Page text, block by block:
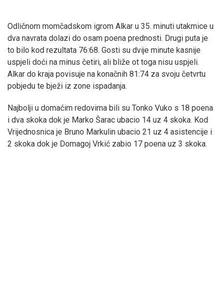
Odličnom momčadskom igrom Alkar u 35. minuti utakmice u
dva navrata dolazi do osam poena prednosti. Drugi puta je
to bilo kod rezultata 76:68. Gosti su dvije minute kasnije
uspjeli doći na minus četiri, ali bliže ot toga nisu uspjeli.
Alkar do kraja povisuje na konačnih 81:74 za svoju četvrtu
pobjedu te bježi iz zone ispadanja.
Najbolji u domaćim redovima bili su Tonko Vuko s 18 poena
i dva skoka dok je Marko Šarac ubacio 14 uz 4 skoka. Kod
Vrijednosnica je Bruno Markulin ubacio 21 uz 4 asistencije i
2 skoka dok je Domagoj Vrkić zabio 17 poena uz 3 skoka.